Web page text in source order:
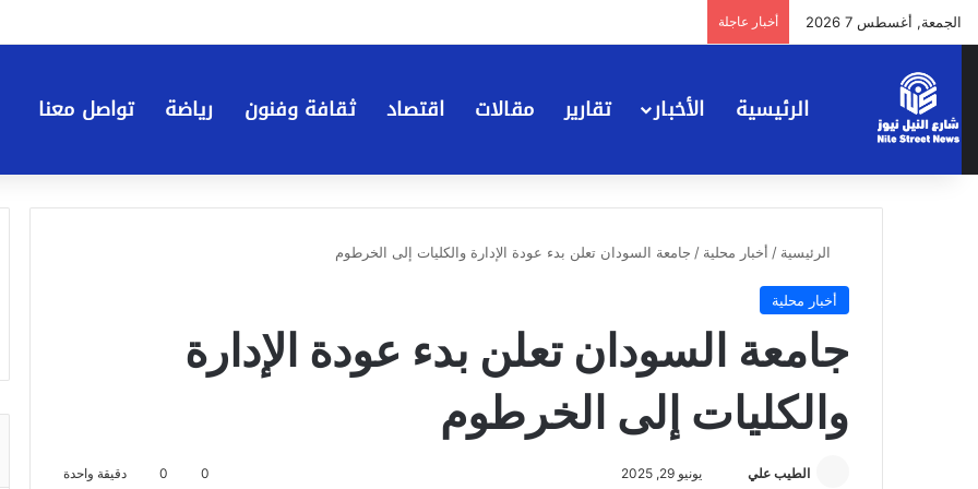
الجمعة, أغسطس 7 2026 أخبار عاجلة
الرئيسية الأخبار تقارير مقالات اقتصاد ثقافة وفنون رياضة تواصل معنا
الرئيسية / أخبار محلية / جامعة السودان تعلن بدء عودة الإدارة والكليات إلى الخرطوم
أخبار محلية
جامعة السودان تعلن بدء عودة الإدارة
والكليات إلى الخرطوم
الطيب علي يونيو 29, 2025 0
0 دقيقة واحدة